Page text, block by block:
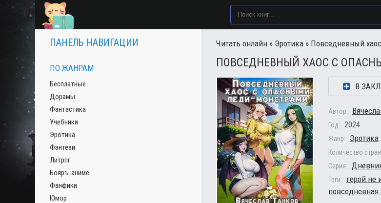
Читать онлайн » Эротика » Повседневный
ПОВСЕДНЕВНЫЙ ХАОС С
В
Автор:
Год: 2024
Жанр: Эротика
Количество
Серия:
Теги: герой не
ПАНЕЛЬ НАВИГАЦИИ
ПО ЖАНРАМ
Бесплатные
Дорамы
Фантастика
Учебники
Эротика
Фэнтези
Литрпг
Бояръ-аниме
Фанфики
Юмор